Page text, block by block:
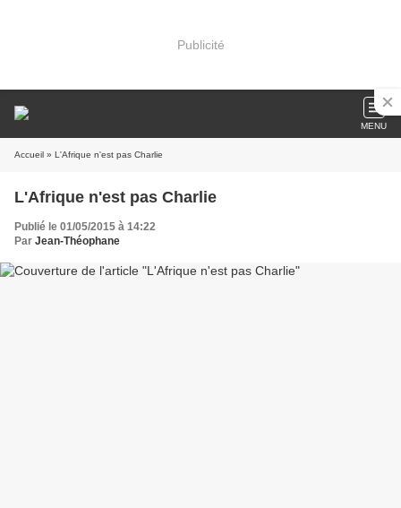
Publicité
MENU
Accueil » L'Afrique n'est pas Charlie
L'Afrique n'est pas Charlie
Publié le 01/05/2015 à 14:22
Par Jean-Théophane